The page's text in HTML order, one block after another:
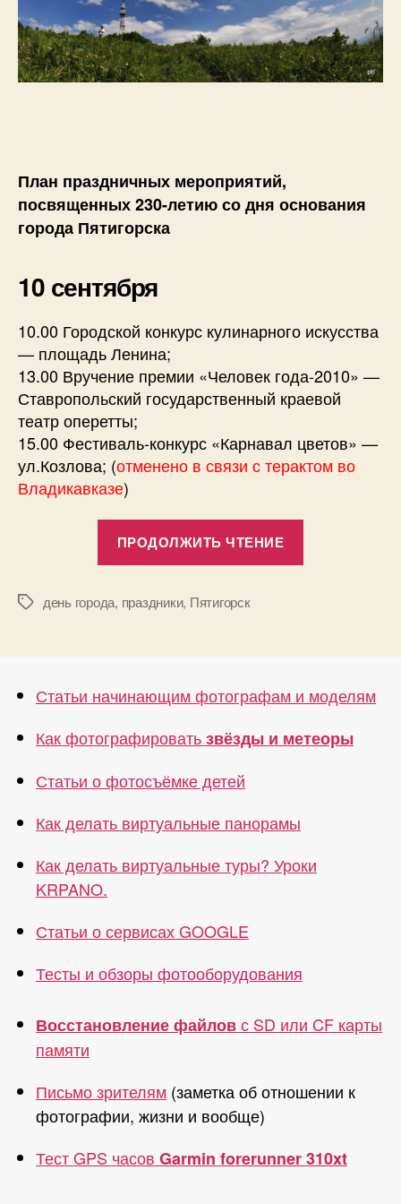
План праздничных мероприятий,
посвященных 230-летию со дня основания
города Пятигорска
10 сентября
10.00 Городской конкурс кулинарного искусства
— площадь Ленина;
13.00 Вручение премии «Человек года-2010» —
Ставропольский государственный краевой
театр оперетты;
15.00 Фестиваль-конкурс «Карнавал цветов» —
ул.Козлова; (отменено в связи с терактом во
Владикавказе)
ПРОДОЛЖИТЬ ЧТЕНИЕ
Меткидень города, праздники, Пятигорск
Статьи начинающим фотографам и моделям
Как фотографироватьзвёзды и метеоры
Статьи о фотосъёмке детей
Как делать виртуальные панорамы
Как делать виртуальные туры? Уроки
KRPANO.
Статьи о сервисах GOOGLE
Тесты и обзоры фотооборудования
Восстановление файловс SD или CF карты
памяти
Письмо зрителям (заметка об отношении к
фотографии, жизни и вообще)
Тест GPS часов Garmin forerunner 310xt